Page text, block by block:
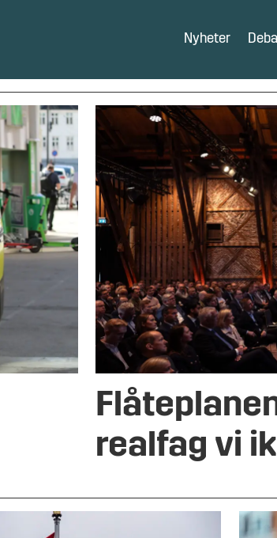
Nyheter
realfag vi